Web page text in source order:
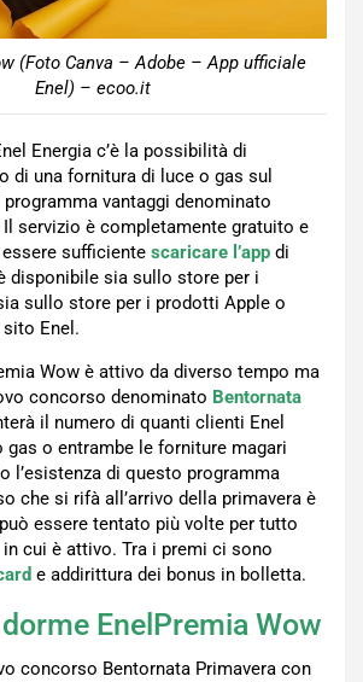
(Foto Canva – Adobe – App ufficiale
Enel) – ecoo.it
Energia c’è la possibilità di
di una fornitura di luce o gas sul
vantaggi denominato
Il servizio è completamente gratuito e
sufficiente scaricare l’app di
disponibile sia sullo store per i
sullo store per i prodotti Apple o
Enel.
Wow è attivo da diverso tempo ma
concorso denominato Bentornata
il numero di quanti clienti Enel
gas o entrambe le forniture magari
l’esistenza di questo programma
che si rifà all’arrivo della primavera è
essere tentato più volte per tutto
in cui è attivo. Tra i premi ci sono
e addirittura dei bonus in bolletta.
dorme EnelPremia Wow
concorso Bentornata Primavera con